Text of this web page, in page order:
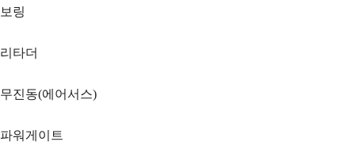
보링
리타더
무진동(에어서스)
파워게이트